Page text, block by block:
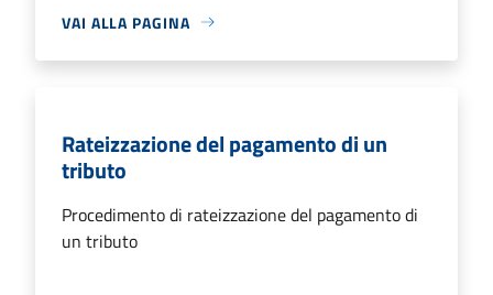
VAI ALLA PAGINA
Rateizzazione del pagamento di un
tributo
Procedimento di rateizzazione del pagamento di
un tributo